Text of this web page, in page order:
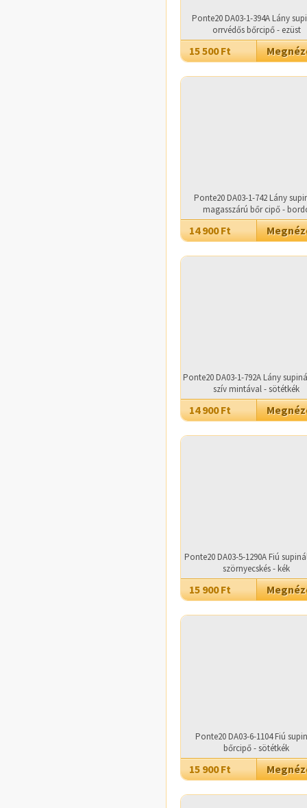
Ponte20 DA03-1-394A Lány
orrvédős bőrcipő - ezüst
15 500 Ft
Ponte20 DA03-1-742 Lány
magasszárú bőr cipő -
14 900 Ft
Ponte20 DA03-1-792A Lány
szív mintával - sötétkék
14 900 Ft
Ponte20 DA03-5-1290A Fiú
szörnyecskés - kék
15 900 Ft
Ponte20 DA03-6-1104 Fiú
bőrcipő - sötétkék
15 900 Ft